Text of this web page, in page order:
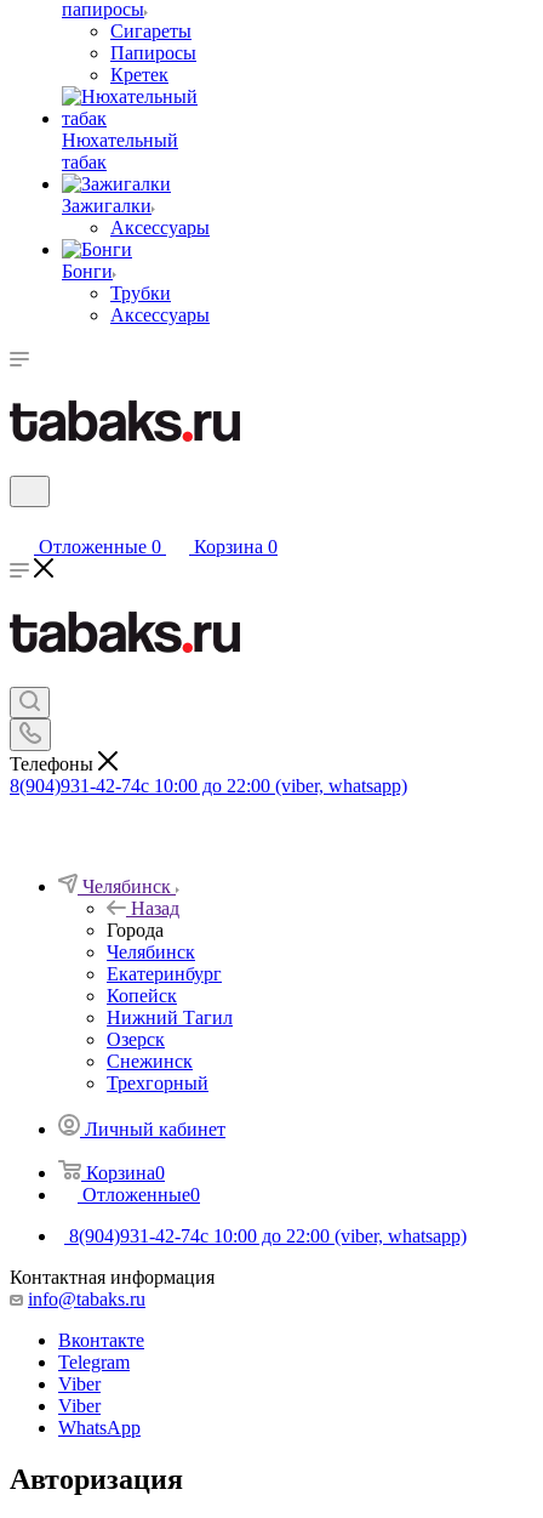
папиросы
Сигареты
Папиросы
Кретек
Нюхательный
табак
Зажигалки
Аксессуары
Бонги
Трубки
Аксессуары
Отложенные 0 Корзина 0
Телефоны
8(904)931-42-74с 10:00 до 22:00 (viber, whatsapp)
Челябинск
Назад
Города
Челябинск
Екатеринбург
Копейск
Нижний Тагил
Озерск
Снежинск
Трехгорный
Личный кабинет
Корзина0
Отложенные0
8(904)931-42-74с 10:00 до 22:00 (viber, whatsapp)
Контактная информация
info@tabaks.ru
Вконтакте
Telegram
Viber
Viber
WhatsApp
Авторизация